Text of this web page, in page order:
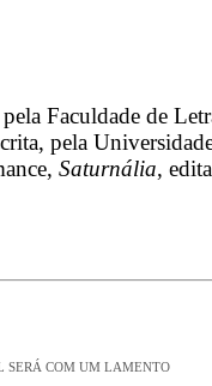
Faculdade de
pela
Saturnália,
SERÁ COM UM LAMENTO